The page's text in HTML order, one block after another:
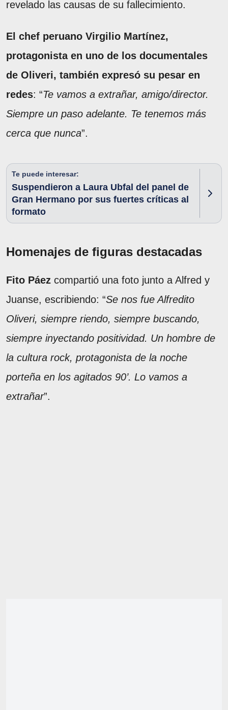
revelado las causas de su fallecimiento.
El chef peruano Virgilio Martínez,
protagonista en uno de los documentales
de Oliveri, también expresó su pesar en
redes: “Te vamos a extrañar, amigo/director.
Siempre un paso adelante. Te tenemos más
cerca que nunca”.
Te puede interesar:
Suspendieron a Laura Ubfal del panel de
Gran Hermano por sus fuertes críticas al
formato
Homenajes de figuras destacadas
Fito Páez compartió una foto junto a Alfred y
Juanse, escribiendo: “Se nos fue Alfredito
Oliveri, siempre riendo, siempre buscando,
siempre inyectando positividad. Un hombre de
la cultura rock, protagonista de la noche
porteña en los agitados 90’. Lo vamos a
extrañar”.